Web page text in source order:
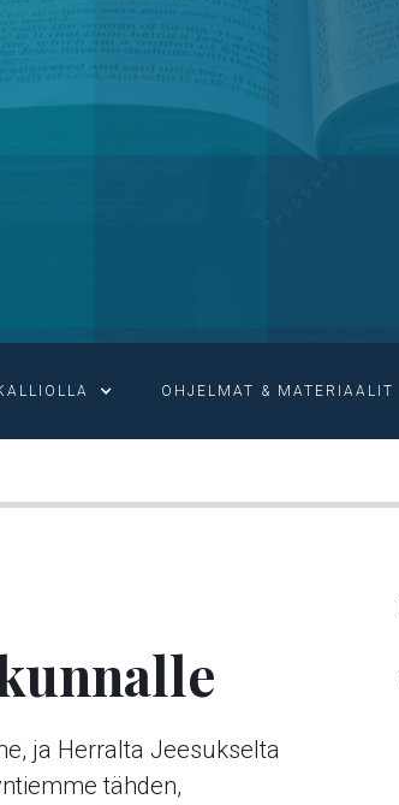
OHJELMAT & MATERIAALIT
ja Herralta Jeesukselta
tähden,